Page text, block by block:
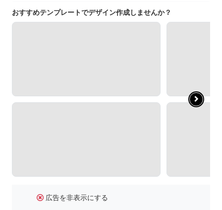
おすすめテンプレートでデザイン作成しませんか？
広告を非表示にする